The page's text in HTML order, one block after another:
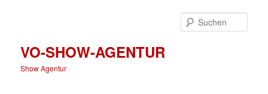
VO-SHOW-AGENTUR
Show Agentur